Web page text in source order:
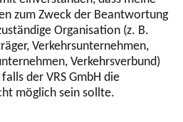
zum Zweck der Beantwortung
Organisation (z. B.
Verkehrsunternehmen,
Verkehrsverbund)
der VRS GmbH die
möglich sein sollte.